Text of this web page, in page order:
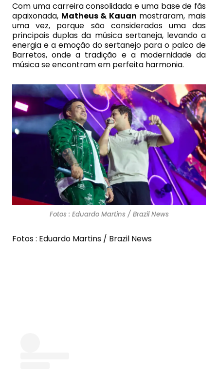
Com uma carreira consolidada e uma base de fãs
apaixonada, Matheus & Kauan mostraram, mais
uma vez, porque são considerados uma das
principais duplas da música sertaneja, levando a
energia e a emoção do sertanejo para o palco de
Barretos, onde a tradição e a modernidade da
música se encontram em perfeita harmonia.
Fotos : Eduardo Martins / Brazil News
Fotos : Eduardo Martins / Brazil News